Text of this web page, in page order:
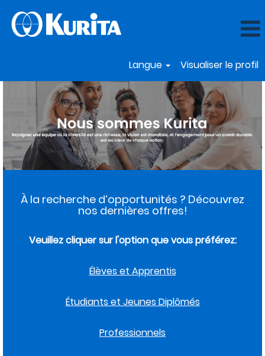
Langue Visualiser le profil
À la recherche d’opportunités ? Découvrez
nos dernières offres!
Veuillez cliquer sur l'option que vous préférez:
Élèves et Apprentis
Étudiants et Jeunes Diplômés
Professionnels